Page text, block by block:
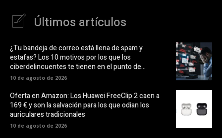
Últimos artículos
¿Tu bandeja de correo está llena de spam y
estafas? Los 10 motivos por los que los
ciberdelincuentes te tienen en el punto de...
10 de agosto de 2026
Oferta en Amazon: Los Huawei FreeClip 2 caen a
169 € y son la salvación para los que odian los
auriculares tradicionales
10 de agosto de 2026